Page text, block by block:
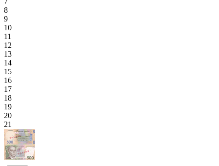
8
9
10
11
12
13
14
15
16
17
18
19
20
21